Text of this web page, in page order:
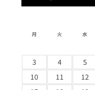
月 火 水
3
4 5
10
11 12